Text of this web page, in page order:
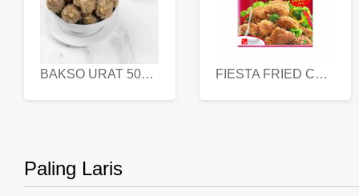
BAKSO URAT 500 GR FIESTA FRIED CHICKEN 500 GR
Paling Laris